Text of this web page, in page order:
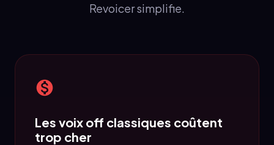
Revoicer simplifie.
Les voix off classiques coûtent
trop cher